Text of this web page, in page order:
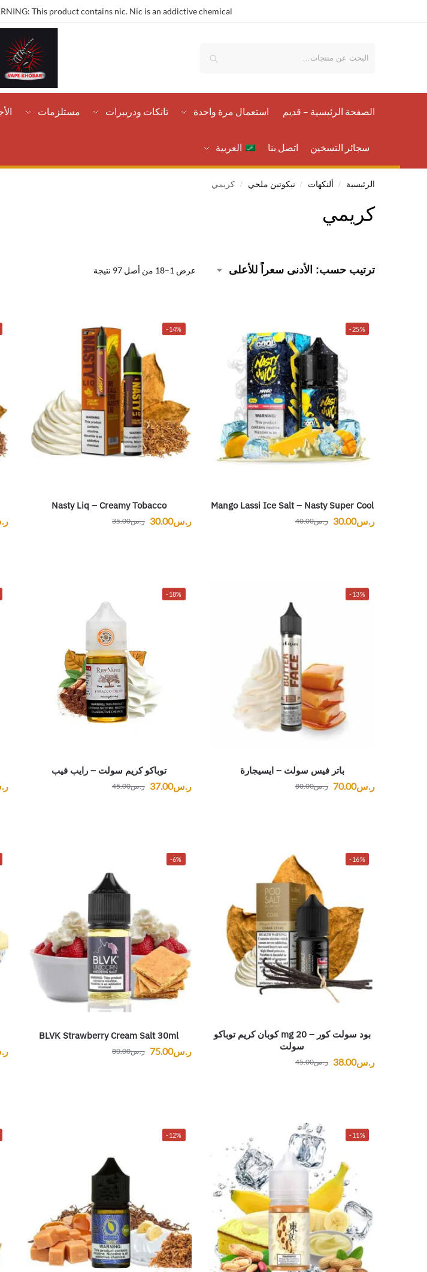
This product contains nic. Nic is an addictive chemical.
الصفحة الرئيسية – قدیم استعمال مرة واحدة تانكات ودريبرات مستلزمات
سجائر التسخين اتصل بنا العربية
الرئيسية / ألنكهات / نيكوتين ملحي / كريمي
كريمي
عرض 1–18 من أصل 97 نتيجة
-25%
Mango Lassi Ice Salt – Nasty Super Cool
ر.س40.00 ر.س30.00
-14%
Nasty Liq – Creamy Tobacco
ر.س35.00 ر.س30.00
-13%
باتر فيس سولت – ايسيجارة
ر.س80.00 ر.س70.00
-18%
توباكو كريم سولت – رايب فيب
ر.س45.00 ر.س37.00
-16%
بود سولت كور – mg 20 كوبان كريم توباكو
سولت
ر.س45.00 ر.س38.00
-6%
BLVK Strawberry Cream Salt 30ml
ر.س80.00 ر.س75.00
-11%
-12%